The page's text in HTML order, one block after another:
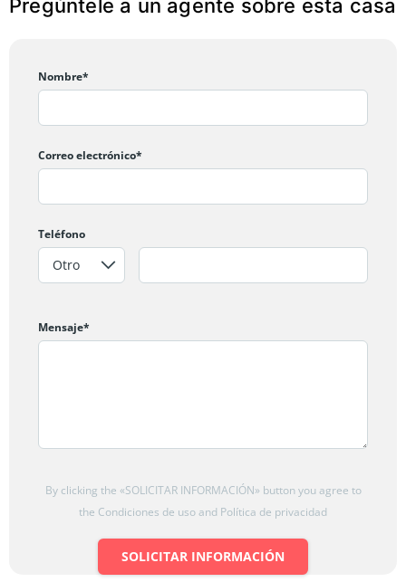
Pregúntele a un agente sobre esta casa
Nombre*
Correo electrónico*
Teléfono
Mensaje*
By clicking the «SOLICITAR INFORMACIÓN» button you agree to
the Condiciones de uso and Política de privacidad
SOLICITAR INFORMACIÓN